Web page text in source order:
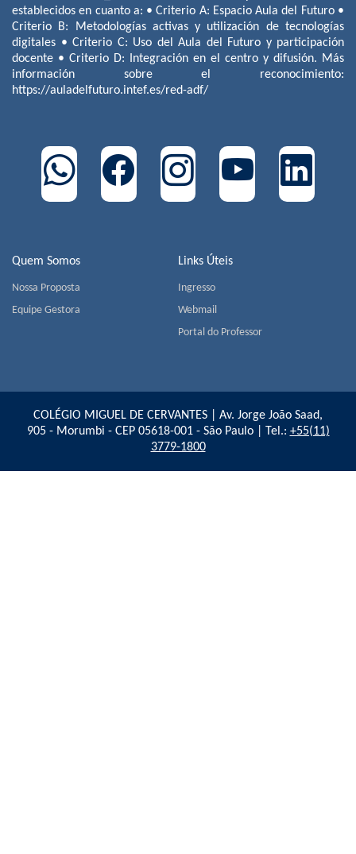
Quem Somos
Nossa Proposta
Equipe Gestora
Links Úteis
Ingresso
Webmail
Portal do Professor
establecidos en cuanto a: • Criterio A: Espacio Aula del Futuro •
Criterio B: Metodologías activas y utilización de tecnologías
digitales • Criterio C: Uso del Aula del Futuro y participación
docente • Criterio D: Integración en el centro y difusión. Más
información sobre el reconocimiento:
https://auladelfuturo.intef.es/red-adf/
COLÉGIO MIGUEL DE CERVANTES | Av. Jorge João Saad,
905 - Morumbi - CEP 05618-001 - São Paulo | Tel.: +55(11)
3779-1800